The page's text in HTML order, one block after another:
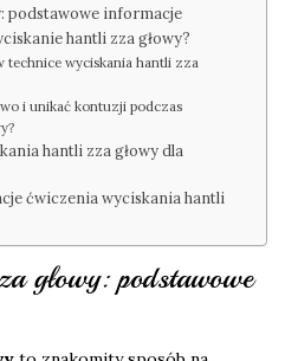
podstawowe informacje
hantli zza głowy?
technice wyciskania hantli zza
i unikać kontuzji podczas
hantli zza głowy dla
ćwiczenia wyciskania hantli
głowy: podstawowe